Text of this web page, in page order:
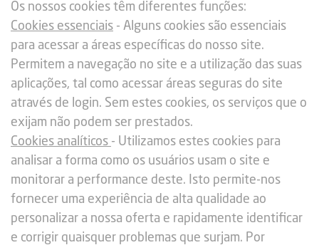
Os nossos cookies têm diferentes funções:
Cookies essenciais - Alguns cookies são essenciais
para acessar a áreas específicas do nosso site.
Permitem a navegação no site e a utilização das suas
aplicações, tal como acessar áreas seguras do site
através de login. Sem estes cookies, os serviços que o
exijam não podem ser prestados.
Cookies analíticos - Utilizamos estes cookies para
analisar a forma como os usuários usam o site e
monitorar a performance deste. Isto permite-nos
fornecer uma experiência de alta qualidade ao
personalizar a nossa oferta e rapidamente identificar
e corrigir quaisquer problemas que surjam. Por